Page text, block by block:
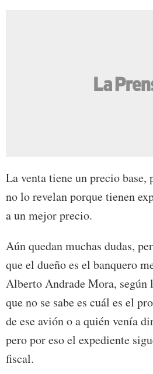
La venta tiene un precio base,
no lo revelan porque tienen
a un mejor precio.
Aún quedan muchas dudas,
que el dueño es el banquero
Alberto Andrade Mora, según
que no se sabe es cuál es el
de ese avión o a quién venía
pero por eso el expediente
fiscal.